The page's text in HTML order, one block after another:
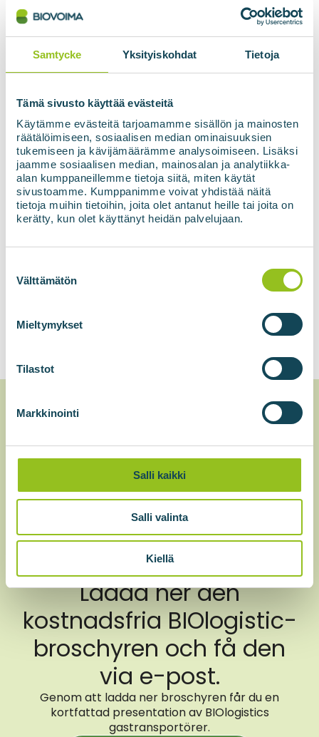
Samtycke Yksityiskohdat Tietoja
Tämä sivusto käyttää evästeitä
Käytämme evästeitä tarjoamamme sisällön ja mainosten
räätälöimiseen, sosiaalisen median ominaisuuksien
tukemiseen ja kävijämäärämme analysoimiseen. Lisäksi
jaamme sosiaalisen median, mainosalan ja analytiikka-
alan kumppaneillemme tietoja siitä, miten käytät
sivustoamme. Kumppanimme voivat yhdistää näitä
tietoja muihin tietoihin, joita olet antanut heille tai joita on
kerätty, kun olet käyttänyt heidän palvelujaan.
valinta
Välttämätön
Mieltymykset
Tilastot
Markkinointi
Salli kaikki
Salli valinta
Kiellä
alla material- och transporttypgodkännanden
som krävs inom EU. Glasfiberbehållaren fungerar
bra på både korta och långa sträckor.
Prisvärda Typ IV-tankar tillverkade av stark
och lätt glasfiberkomposit
Upp till 70 % lättare än stålcontainrar, lägre
specifik vikt ger lägre transportkostnader
Fyllningstryck upp till 300 bar
Upp till 42 350 liter vatten per behållare
Certifierad för driftstemperaturer på -40°C /
+65°C
ADR/TPED/PED
Begär en offert
Ladda ner den
kostnadsfria BIOlogistic-
broschyren och få den
via e-post.
Genom att ladda ner broschyren får du en
kortfattad presentation av BIOlogistics
gastransportörer.